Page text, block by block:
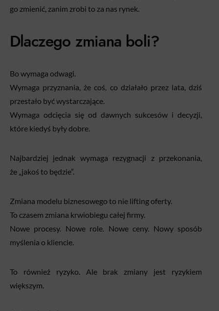
go zmienić, zanim zrobi to za nas rynek.
Dlaczego zmiana boli?
Bo wymaga odwagi.
Wymaga przyznania, że coś, co działało przez lata, dziś
przestało być wystarczające.
Wymaga odcięcia się od dawnych sukcesów i decyzji,
które kiedyś były dobre.
Najbardziej jednak wymaga rezygnacji z przekonania,
że „jakoś to będzie”.
Zmiana modelu biznesowego to nie lifting oferty.
To czasem zmiana krwiobiegu całej firmy.
Nowe procesy. Nowe role. Nowe ceny. Nowy sposób
myślenia o kliencie.
To również ryzyko. Ale brak zmiany jest ryzykiem
większym.